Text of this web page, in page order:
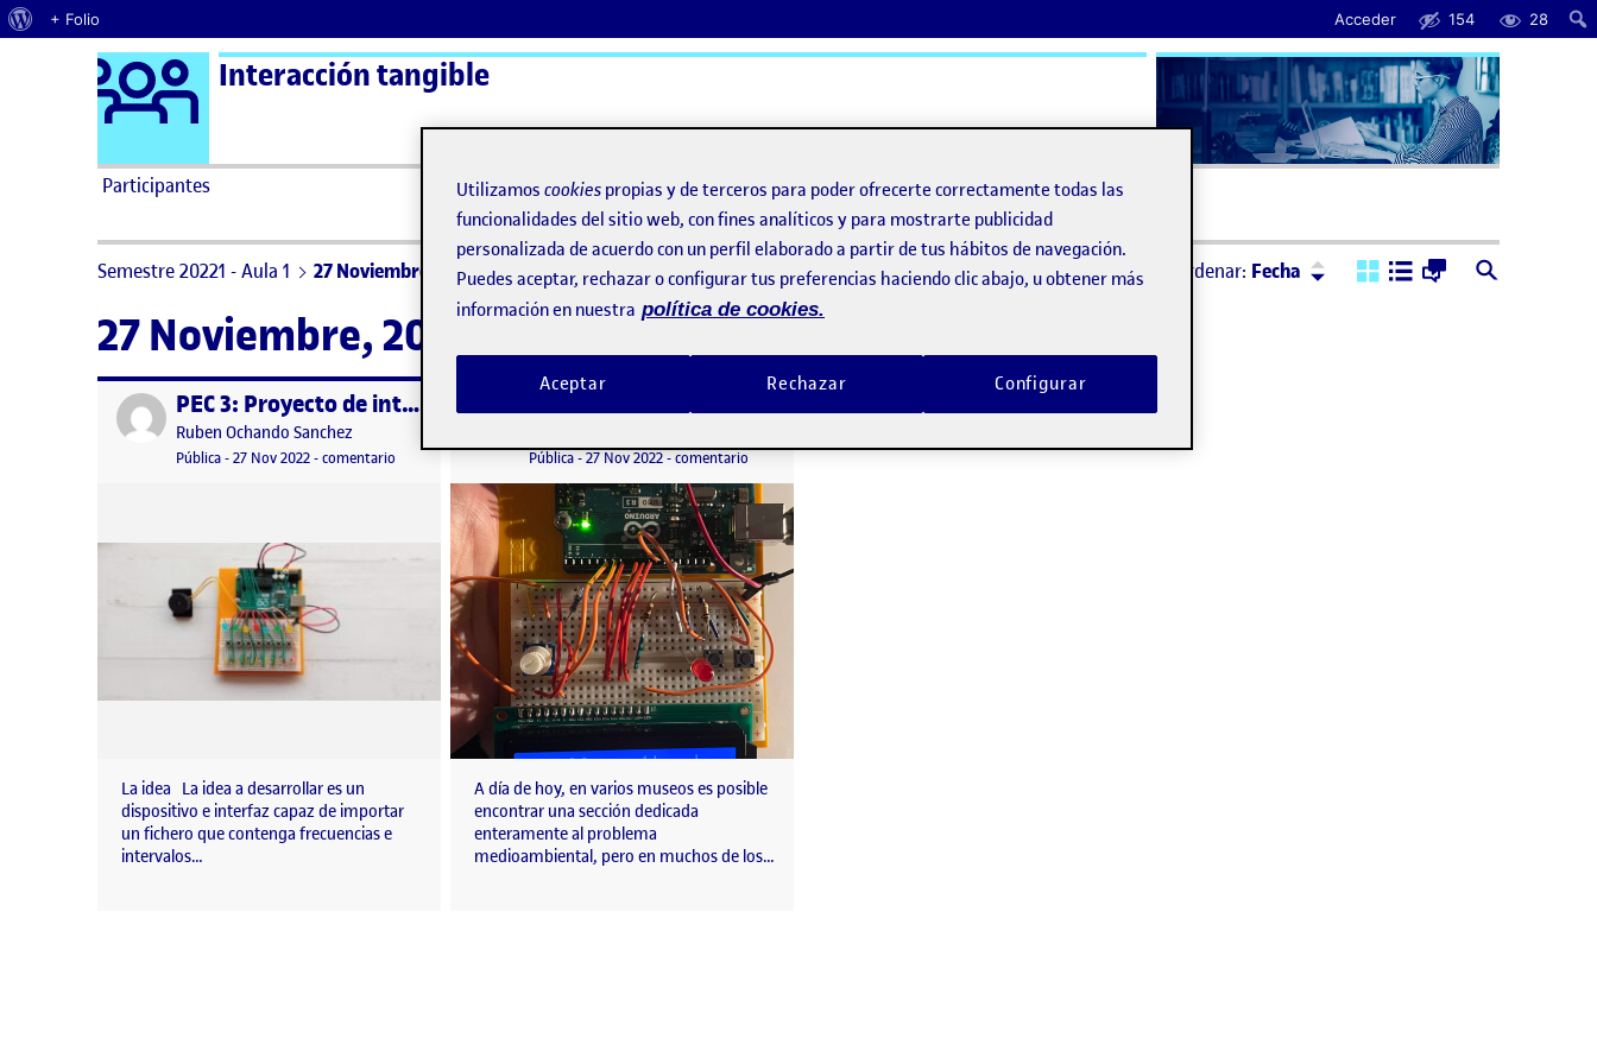
Acerca de WordPress
+ Folio Acceder 154 28
Saltar al contenido Logo Ágora
Interacción tangible
Participantes ActiFolios Ayuda
Semestre 20221 - Aula 1 27 Noviembre, 2022 Ordenar: Fecha Ordenar:Descendente
27 Noviembre, 2022
Publicado por PEC 3: Proyecto de interacción tangible (conceptualización)
Publicado por
Ruben Ochando Sanchez
Visibilidad:
Pública-Fecha de publicación
27 Nov 2022-comentario en PEC 3: Proyecto de interacción tangible (conceptualización)
La idea La idea a desarrollar es un
dispositivo e interfaz capaz de importar
un fichero que contenga frecuencias e
intervalos…
PEC3: Proyecto de interacción tangible (conceptualización)
Visibilidad:
Pública-Fecha de publicación
27 Nov 2022-comentarioen PEC3: Proyecto de interacción tangible (conceptualización)
A día de hoy, en varios museos es posible
encontrar una sección dedicada
enteramente al problema
medioambiental, pero en muchos de los…
Utilizamos cookies propias y de terceros para poder ofrecerte correctamente todas las
funcionalidades del sitio web, con fines analíticos y para mostrarte publicidad
personalizada de acuerdo con un perfil elaborado a partir de tus hábitos de navegación.
Puedes aceptar, rechazar o configurar tus preferencias haciendo clic abajo, u obtener más
información en nuestra política de cookies.
Rechazar
Aceptar Configurar